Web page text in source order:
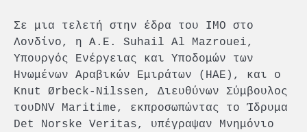
Σε μια τελετή στην έδρα του ΙΜΟ στο
Λονδίνο, η Α.Ε. Suhail Al Mazrouei,
Υπουργός Ενέργειας και Υποδομών των
Ηνωμένων Αραβικών Εμιράτων (ΗΑΕ), και ο
Knut Ørbeck-Nilssen, Διευθύνων Σύμβουλος
τουDNV Maritime, εκπροσωπώντας το Ίδρυμα
Det Norske Veritas, υπέγραψαν Μνημόνιο